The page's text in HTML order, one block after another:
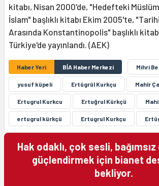
kitabı, Nisan 2000'de, "Hedefteki
İslam" başlıklı kitabı Ekim 2005'te,
Arasında Konstantinopolis" başlıklı
Türkiye'de yayınlandı. (AEK)
Haber Yeri BİA Haber Merkezi Mihri
yusuf küpeli Ertûgrûl Kurkçu Mahîr
Ertugrul Kurkcu Ertuğrul Kürkçü
ertugrul kürkçü Ertugrul Kurkçu
Hak odaklı, çok sesli,
güçlendirmek için bianet
bekliyor.